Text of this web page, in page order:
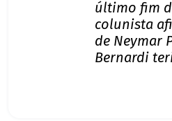
último fim
colunista
de Neymar
Bernardi